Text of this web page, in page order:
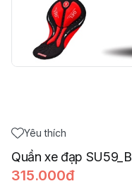
Yêu thích
Quần xe đạp SU59_B
315.000đ